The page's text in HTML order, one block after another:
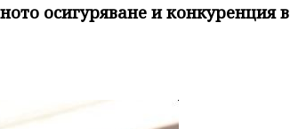
осигуряване и конкуренция в